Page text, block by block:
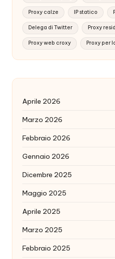
Proxy calze IP statico
Delega di Twitter Proxy
Proxy web croxy Proxy per
Aprile 2026
Marzo 2026
Febbraio 2026
Gennaio 2026
Dicembre 2025
Maggio 2025
Aprile 2025
Marzo 2025
Febbraio 2025